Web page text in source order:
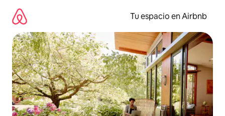
contenido
Tu espacio en Airbnb